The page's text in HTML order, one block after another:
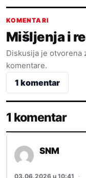
KOMENTARI
Mišljenja i
Diskusija je otvorena
komentare.
1 komentar
1 komentar
SNM
03.06.2026 u 10:41 ·